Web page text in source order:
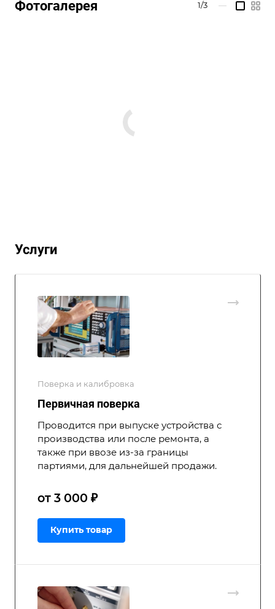
Фотогалерея 1/3 —
Услуги
Поверка и калибровка
Первичная поверка
Проводится при выпуске устройства с
производства или после ремонта, а
также при ввозе из-за границы
партиями, для дальнейшей продажи.
от 3 000 ₽
Купить товар